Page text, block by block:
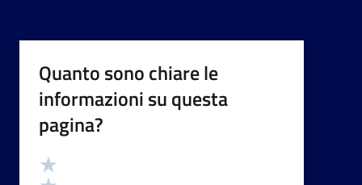
Quanto sono chiare le
informazioni su questa
pagina?
Valutazione